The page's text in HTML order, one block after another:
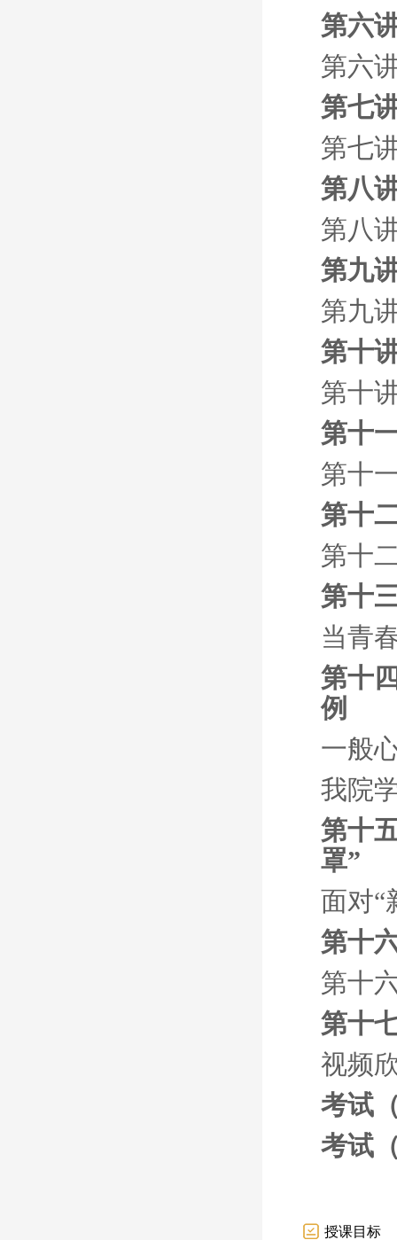
第六
第六
第七
第七
第八
第八
第九
第九
第十
第十
第十
第十
第十
第十
第十
当青
第十
例
一般
我院
第十
罩”
面对“
第十
第十
第十
视频
考试
考试
授课目标